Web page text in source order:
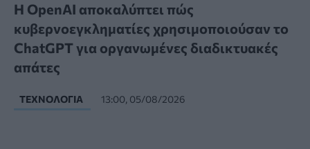
Η OpenAI αποκαλύπτει πώς
κυβερνοεγκληματίες χρησιμοποιούσαν το
ChatGPT για οργανωμένες διαδικτυακές
απάτες
ΤΕΧΝΟΛΟΓΊΑ 13:00, 05/08/2026